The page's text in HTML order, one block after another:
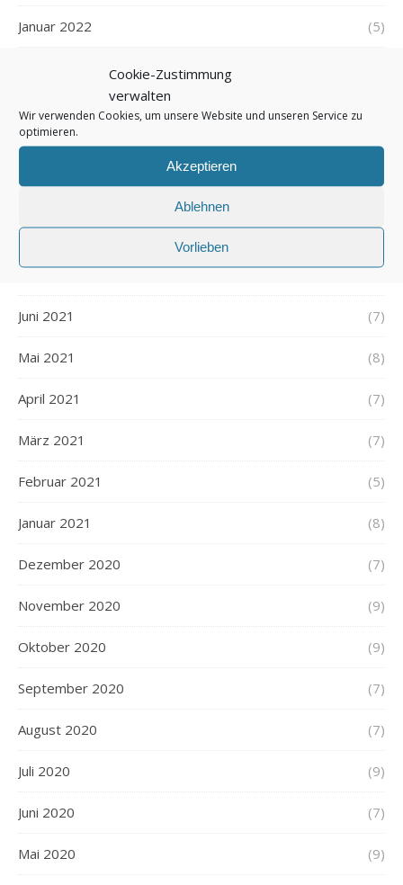
Cookie-Zustimmung
verwalten
Wir verwenden Cookies, um unsere Website und unseren Service zu
optimieren.
Akzeptieren
Ablehnen
Vorlieben
Januar 2022 (5)
Dezember 2021
November 2021
Oktober 2021 (6)
September 2021 (7)
August 2021 (7)
Juni 2021 (7)
Mai 2021 (8)
April 2021 (7)
März 2021 (7)
Februar 2021 (5)
Januar 2021 (8)
Dezember 2020 (7)
November 2020 (9)
Oktober 2020 (9)
September 2020 (7)
August 2020 (7)
Juli 2020 (9)
Juni 2020 (7)
Mai 2020 (9)